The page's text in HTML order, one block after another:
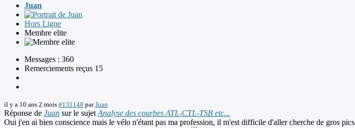
Juan
Hors Ligne
Membre elite
Messages : 360
Remerciements reçus 15
il y a 10 ans 2 mois #131148 parJuan
Réponse de Juan sur le sujet Analyse des courbes ATL-CTL-TSB etc...
Oui j'en ai bien conscience mais le vélo n'étant pas ma profession, il m'est difficile d'aller cherche de gros